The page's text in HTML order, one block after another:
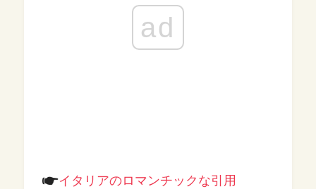
ad
イタリアのロマンチックな引用